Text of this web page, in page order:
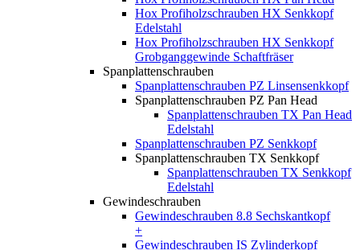
Hox Profiholzschrauben HX Senkkopf
Edelstahl
Hox Profiholzschrauben HX Senkkopf
Grobganggewinde Schaftfräser
Spanplattenschrauben
Spanplattenschrauben PZ Linsensenkkopf
Spanplattenschrauben PZ Pan Head
Spanplattenschrauben TX Pan Head
Edelstahl
Spanplattenschrauben PZ Senkkopf
Spanplattenschrauben TX Senkkopf
Spanplattenschrauben TX Senkkopf
Edelstahl
Gewindeschrauben
Gewindeschrauben 8.8 Sechskantkopf
+
Gewindeschrauben IS Zylinderkopf